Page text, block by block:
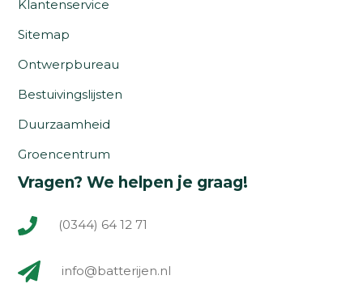
Klantenservice
Sitemap
Ontwerpbureau
Bestuivingslijsten
Duurzaamheid
Groencentrum
Vragen? We helpen je graag!
(0344) 64 12 71
info@batterijen.nl